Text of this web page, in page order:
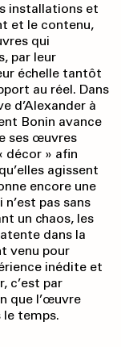
installations et
et le contenu,
qui
par leur
échelle tantôt
au réel. Dans
d’Alexander à
Bonin avance
ses œuvres
décor » afin
agissent
encore une
pas sans
un chaos, les
dans la
venu pour
inédite et
c’est par
que l’œuvre
le temps.